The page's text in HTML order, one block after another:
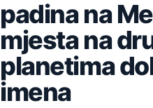
padina na
mjesta na
planetima
imena